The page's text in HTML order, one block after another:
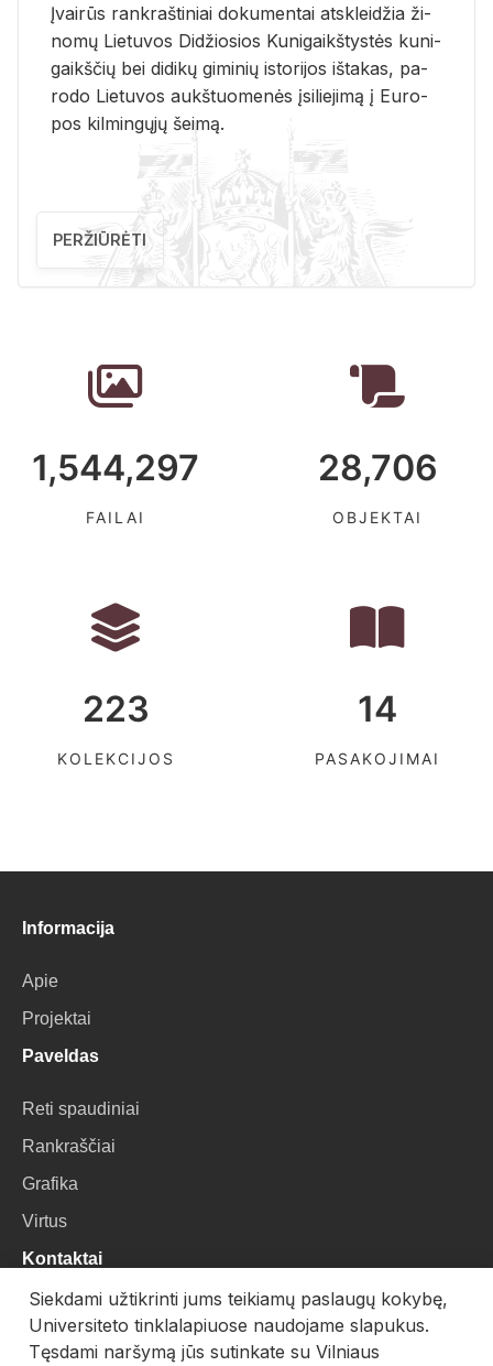
Įvai­rūs rank­raš­ti­niai do­ku­men­tai at­sklei­džia ži­
no­mų Lie­tu­vos Di­džio­sios Ku­ni­gaikš­tys­tės ku­ni­
gaikš­čių bei di­di­kų gi­mi­nių is­to­ri­jos iš­ta­kas, pa­
ro­do Lie­tu­vos aukš­tuo­me­nės įsi­lie­ji­mą į Eu­ro­
pos kil­min­gų­jų šei­mą.
PERŽIŪRĖTI
1,544,297
FAILAI
28,706
OBJEKTAI
223
KOLEKCIJOS
14
PASAKOJIMAI
Informacija
Apie
Projektai
Paveldas
Reti spaudiniai
Rankraščiai
Grafika
Virtus
Kontaktai
VU Biblioteka
Universiteto g. 3, LT-01122, Vilnius
Siekdami užtikrinti jums teikiamų paslaugų kokybę,
Universiteto tinklalapiuose naudojame slapukus.
Tęsdami naršymą jūs sutinkate su Vilniaus